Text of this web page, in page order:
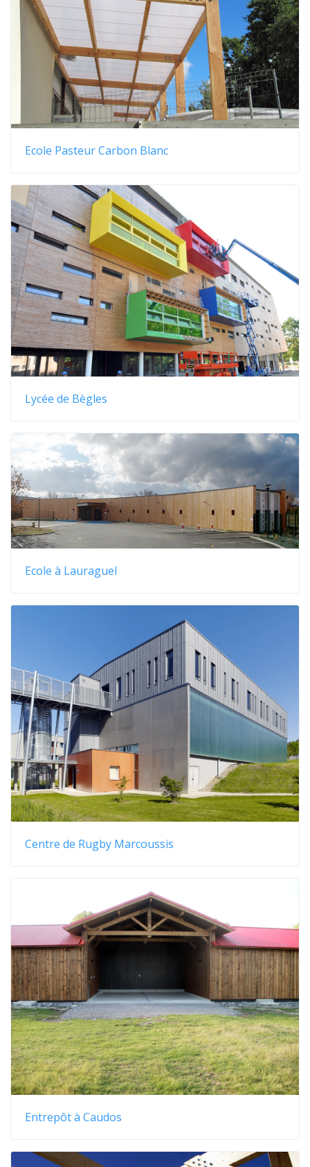
Ecole Pasteur Carbon Blanc
Lycée de Bègles
Ecole à Lauraguel
Centre de Rugby Marcoussis
Entrepôt à Caudos